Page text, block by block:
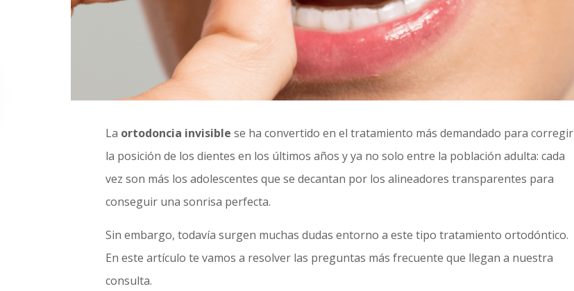
La ortodoncia invisible se ha convertido en el tratamiento más demandado para corregir
la posición de los dientes en los últimos años y ya no solo entre la población adulta: cada
vez son más los adolescentes que se decantan por los alineadores transparentes para
conseguir una sonrisa perfecta.
Sin embargo, todavía surgen muchas dudas entorno a este tipo tratamiento ortodóntico.
En este artículo te vamos a resolver las preguntas más frecuente que llegan a nuestra
consulta.